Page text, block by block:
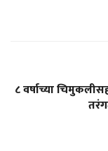
८ वर्षाच्या